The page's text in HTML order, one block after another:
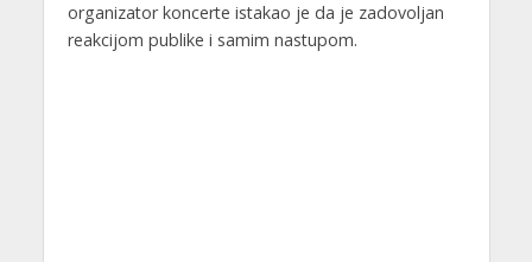
organizator koncerte istakao je da je zadovoljan
reakcijom publike i samim nastupom.